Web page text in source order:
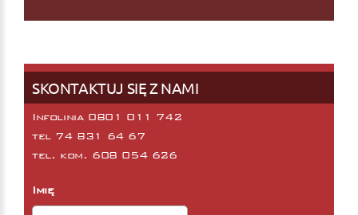
SKONTAKTUJ SIĘ Z NAMI
Infolinia 0801 011 742
tel 74 831 64 67
tel. kom. 608 054 626
Imię